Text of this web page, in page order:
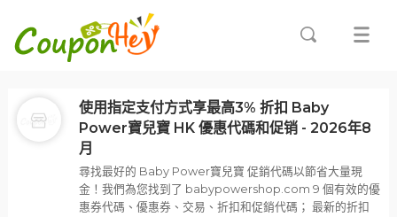
使用指定支付方式享最高3% 折扣 Baby
Power寶兒寶 HK 優惠代碼和促销 - 2026年8
月
尋找最好的 Baby Power寶兒寶 促銷代碼以節省大量現
金！我們為您找到了 babypowershop.com 9 個有效的優
惠券代碼、優惠券、交易、折扣和促銷代碼； 最新的折扣